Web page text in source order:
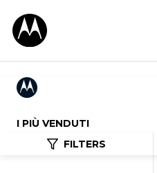
I PIÙ VENDUTI
FILTERS